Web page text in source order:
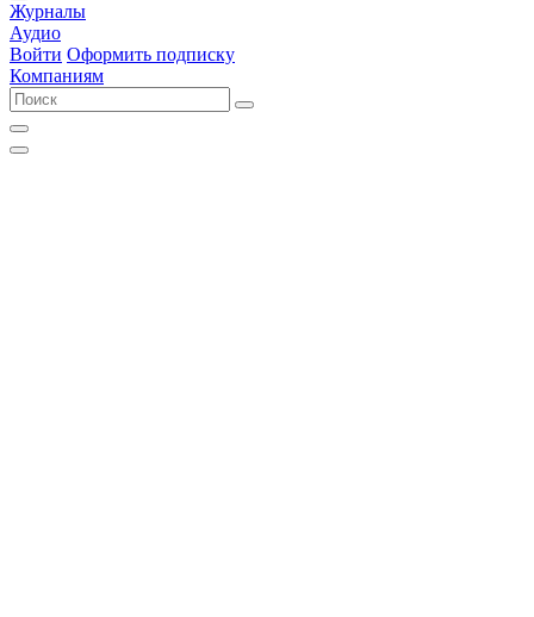
Журналы
Аудио
Войти Оформить подписку
Компаниям